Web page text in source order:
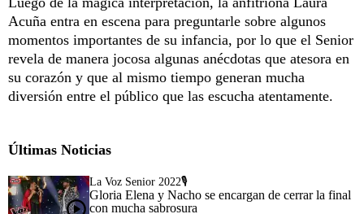
Acuña entra en escena para preguntarle sobre algunos
momentos importantes de su infancia, por lo que el Senior
revela de manera jocosa algunas anécdotas que atesora en
su corazón y que al mismo tiempo generan mucha
diversión entre el público que las escucha atentamente.
Últimas Noticias
La Voz Senior 2022🎙️
Gloria Elena y Nacho se encargan de cerrar la final
con mucha sabrosura